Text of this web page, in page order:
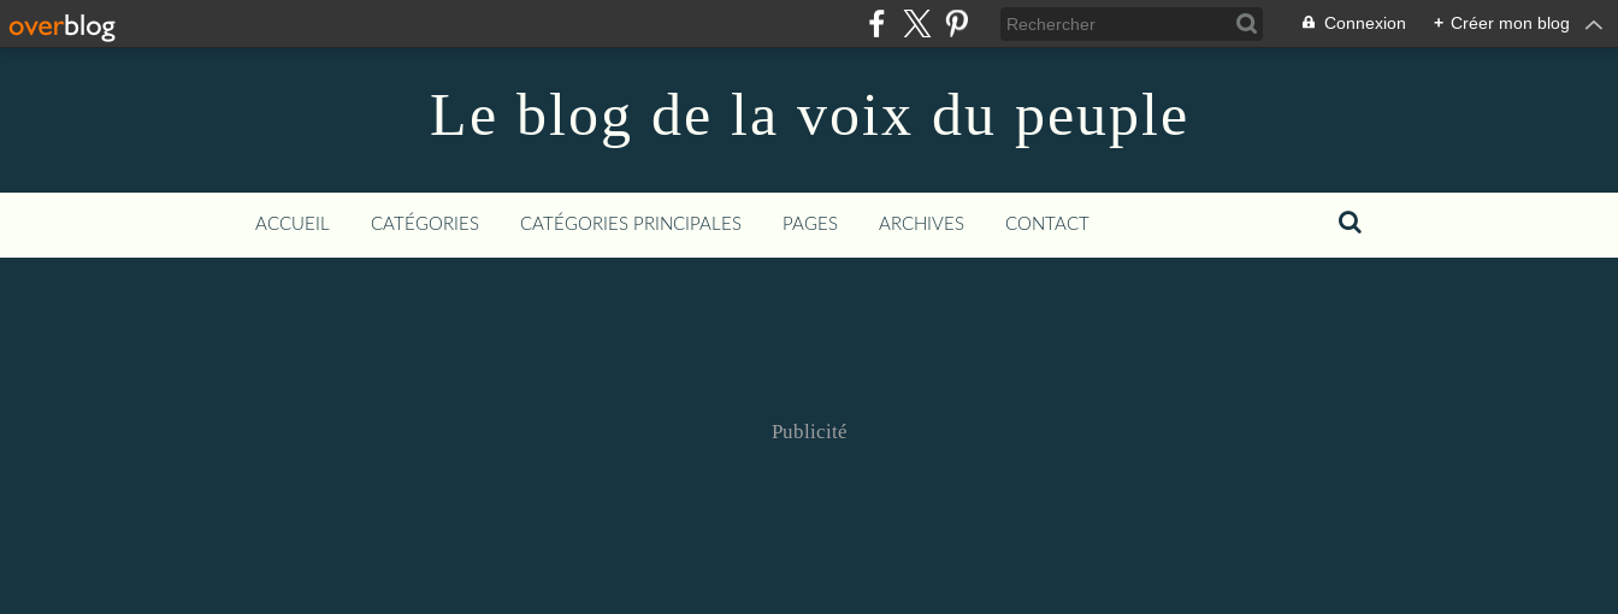
Connexion + Créer mon blog
Le blog de la voix du peuple
ACCUEIL CATÉGORIES CATÉGORIES PRINCIPALES PAGES ARCHIVES CONTACT
Publicité